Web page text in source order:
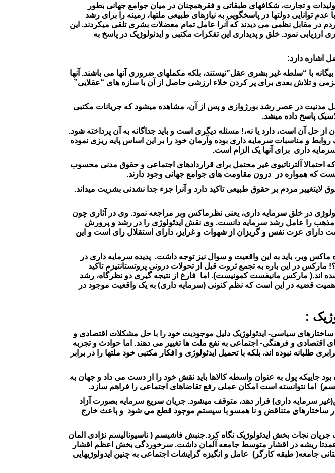
و تجارت، شکافهای طبقاتی و فقرهمچنان در میان جوامع جهانی بطور
توانایی دولتها در پاسخگویی به نیازهای طبیعی ملتها، زمینه را برای رشد
در مقابل نظمی می دیدند که آنرا عامل تمام معضلات بشری تلقی میکردند. این
نمود. خلق و پدیداری این تفکرات مکتبی و ایدئولوژیک در پاسخ به
اشاره دارد:
با “سلطه غیر بشری عقل”نیستند، بلکه مکملهای ضروری آنها می باشند. آنها
و تلاش بعدی برای پر کردن خلاء ارزشی حاصل از آن با سازه های “عقلایی”
مدنیت در عصر رشد بورژوازی و پس از آن، مشاهده میشود که جریانات مکتبی
پاسخ داده میشد.
از حل آن است، دارد یا نه،! مسئله دیگری است و باید جداگانه به آن پرداخته شود.
و مناسبات سرمایه داری بوده وآرمان خود را بر این اساس پایه ریزی نموده
داری برای آنها یک الزام است.
آلترناتیوی غیر محتمل برای قراردادهای اجتماعی و حقوق مدنی محسوب
که همواره در درون مقاومت های جوامع جهانی وجود دارند.
مردم بر حقوق طبیعی تاکید دارد و آنرا جزء جدا نشدنی بشریت میداند.
در خلق سرمایه داری، یعنی نظرماکس وبر مراجعه نمود. وی در آثاری چون
مذهب را عامل رشد سرمایه دانست. وی نقش ایدئولوژی را در رشد و پرورش
دارای عزت نفس و گریزان از شهوات و غرایز، دارای استقلال رای است و این
وبر، باید به این واقعیت و سوال نیز توجه داشت. پدیده سرمایه داری در
در این باره به تجمع ثروت قبل از تحولات درونی پروتستانتیزم تاکید
اند.( مارکس مانیفست کمونیست). اما فارغ از نتیجه گیری دو نظرگاه، رشد
قضیه در این است که نظم کنونی (سرمایه داری) به یک واقعیت موجود در
:
ساختارهای سیاسی- ایدئولوژیک دلیل موجودیت خود را با حل مشکلات اقتصادی و
اقتصادی و فرهنگی- اجتماعی به نفع ملت ها تغییر می دهند. اما حوادث و تجربه
نبوده اند، بلکه با تحمیل ایدئولوژی و افکار مکتبی خود ملتها را در برابر
جاییکه پول به عنوان واسطه کالاها باید نقش خود را از دست می داد و جهان به
اما نتوانسته است امکان عملی رفع تقاضاهای اجتماعی را فراهم سازد.
سرمایه داری) قرار دهد، متوقف میشود. جریان سریع سرمایه بصورت آزاد
ساختارهای متناقض و نا همسو با سیستم موجود قطع می شود و باعث خارج
نجات بخش ایدئولوژیک نگاه کرد.جنبش فاشیسم ( ناسیونالیسم نژادی المان
عمدتا ریشه در اقشار متوسط جامعه آلمان داشت. سرخوردگی بخش اعظم اقشار
جامعه( طبقه کارگر) عامل و انگیزه گرایشات اجتماعی به چنین ایدولوژیهایی